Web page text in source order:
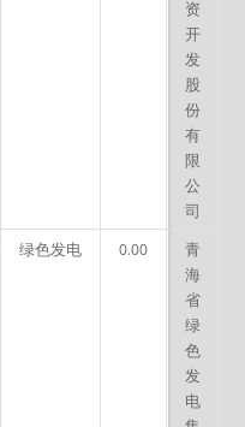
资
开
发
股
份
有
限
公
司
绿色发电 0.00
青
海
省
绿
色
发
电